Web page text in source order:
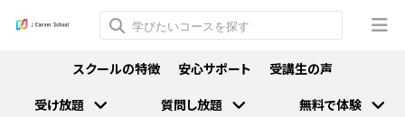
スクールの特徴 安心サポート
受講生の声
受け放題
質問し放題 無料で体験